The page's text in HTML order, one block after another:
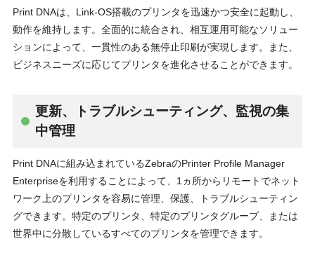
Print DNAは、Link-OS搭載のプリンタを迅速かつ安全に起動し、
動作を維持します。全面的に統合され、相互運用可能なソリュー
ションによって、一貫性のある無停止印刷が実現します。また、
ビジネスニーズに応じてプリンタを進化させることができます。
更新、トラブルシューティング、監視の集
中管理
Print DNAに組み込まれているZebraのPrinter Profile Manager
Enterpriseを利用することによって、1ヵ所からリモートでネット
ワーク上のプリンタを容易に管理、保護、トラブルシューティン
グできます。特定のプリンタ、特定のプリンタグループ、または
世界中に分散しているすべてのプリンタを管理できます。